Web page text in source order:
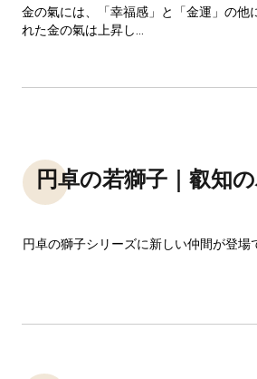
金の氣には、「幸福感」と「金運」の
れた金の氣は上昇し...
円卓の若獅子｜叡知
円卓の獅子シリーズに新しい仲間が登